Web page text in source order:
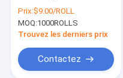
les applications
industrielles
Prix:$9.00/ROLL
MOQ:1000ROLLS
Trouvez les derniers prix
Contactez